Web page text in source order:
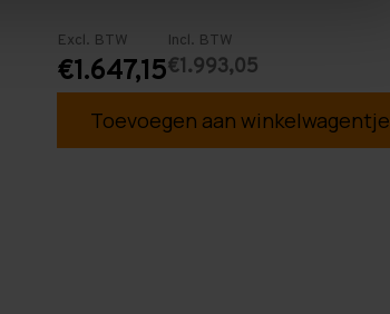
Excl. BTW
€1.647,15
Incl. BTW
€1.993,05
Toevoegen aan winkelwagentje